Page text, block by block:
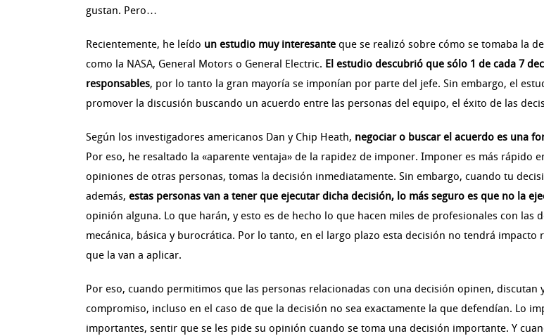
gustan. Pero…
Recientemente, he leído un estudio muy interesante que se realizó sobre cómo se tomaba la
como la NASA, General Motors o General Electric. El estudio descubrió que sólo 1 de cada 7
responsables, por lo tanto la gran mayoría se imponían por parte del jefe. Sin embargo, el
promover la discusión buscando un acuerdo entre las personas del equipo, el éxito de las
Según los investigadores americanos Dan y Chip Heath, negociar o buscar el acuerdo es una
Por eso, he resaltado la «aparente ventaja» de la rapidez de imponer. Imponer es más rápido
opiniones de otras personas, tomas la decisión inmediatamente. Sin embargo, cuando tu
además, estas personas van a tener que ejecutar dicha decisión, lo más seguro es que no la
opinión alguna. Lo que harán, y esto es de hecho lo que hacen miles de profesionales con las
mecánica, básica y burocrática. Por lo tanto, en el largo plazo esta decisión no tendrá
que la van a aplicar.
Por eso, cuando permitimos que las personas relacionadas con una decisión opinen,
compromiso, incluso en el caso de que la decisión no sea exactamente la que defendían. Lo
importantes, sentir que se les pide su opinión cuando se toma una decisión importante. Y